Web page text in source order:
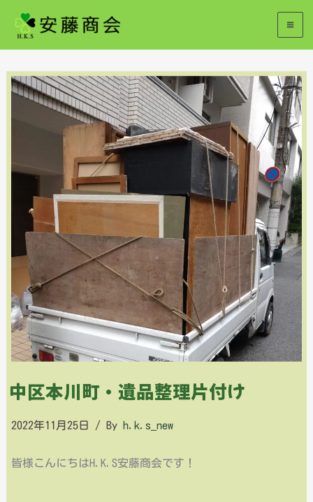
を
中区本川町・遺品整理片付け
2022年11月25日 / By h.k.s_new
皆様こんにちはH.K.S安藤商会です！